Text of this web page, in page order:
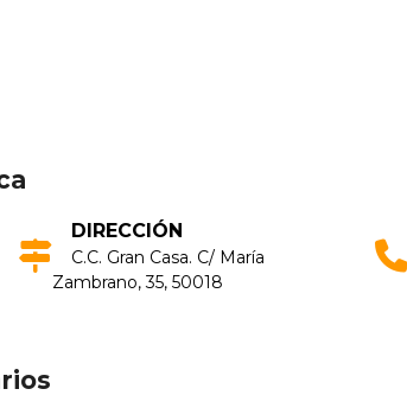
DIRECCIÓN
C.C. Gran Casa. C/ Marí­a
Zambrano, 35, 50018